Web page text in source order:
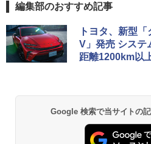
編集部のおすすめ記事
トヨタ、新型
V」発売 システ
距離1200km以
Google 検索で当サイトの